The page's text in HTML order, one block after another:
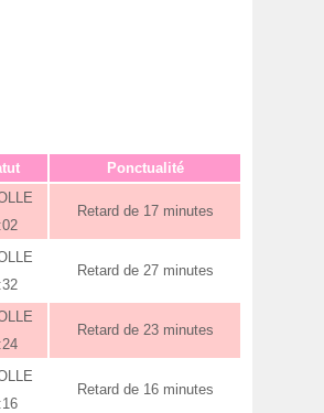
Ponctualité
Retard de 17 minutes
Retard de 27 minutes
Retard de 23 minutes
Retard de 16 minutes